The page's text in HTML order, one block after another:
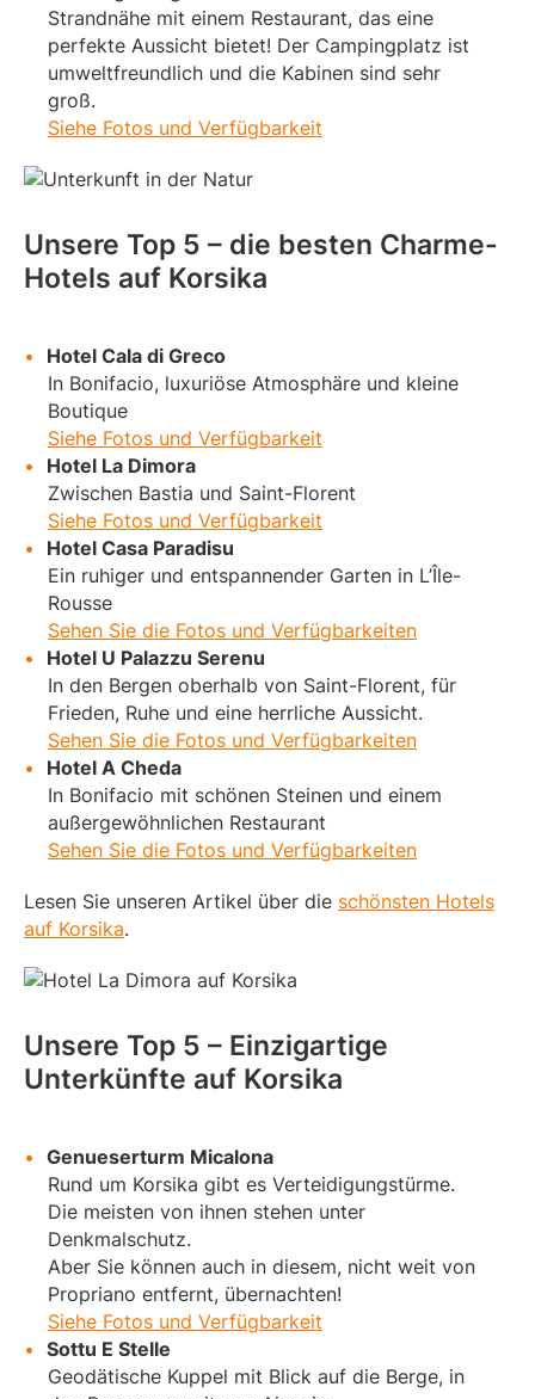
Strandnähe mit einem Restaurant, das eine
perfekte Aussicht bietet! Der Campingplatz ist
umweltfreundlich und die Kabinen sind sehr
groß.
Siehe Fotos und Verfügbarkeit
Unsere Top 5 – die besten Charme-
Hotels auf Korsika
Hotel Cala di Greco
In Bonifacio, luxuriöse Atmosphäre und kleine
Boutique
Siehe Fotos und Verfügbarkeit
Hotel La Dimora
Zwischen Bastia und Saint-Florent
Siehe Fotos und Verfügbarkeit
Hotel Casa Paradisu
Ein ruhiger und entspannender Garten in L’Île-
Rousse
Sehen Sie die Fotos und Verfügbarkeiten
Hotel U Palazzu Serenu
In den Bergen oberhalb von Saint-Florent, für
Frieden, Ruhe und eine herrliche Aussicht.
Sehen Sie die Fotos und Verfügbarkeiten
Hotel A Cheda
In Bonifacio mit schönen Steinen und einem
außergewöhnlichen Restaurant
Sehen Sie die Fotos und Verfügbarkeiten
Lesen Sie unseren Artikel über die schönsten Hotels
auf Korsika.
Unsere Top 5 – Einzigartige
Unterkünfte auf Korsika
Genueserturm Micalona
Rund um Korsika gibt es Verteidigungstürme.
Die meisten von ihnen stehen unter
Denkmalschutz.
Aber Sie können auch in diesem, nicht weit von
Propriano entfernt, übernachten!
Siehe Fotos und Verfügbarkeit
Sottu E Stelle
Geodätische Kuppel mit Blick auf die Berge, in